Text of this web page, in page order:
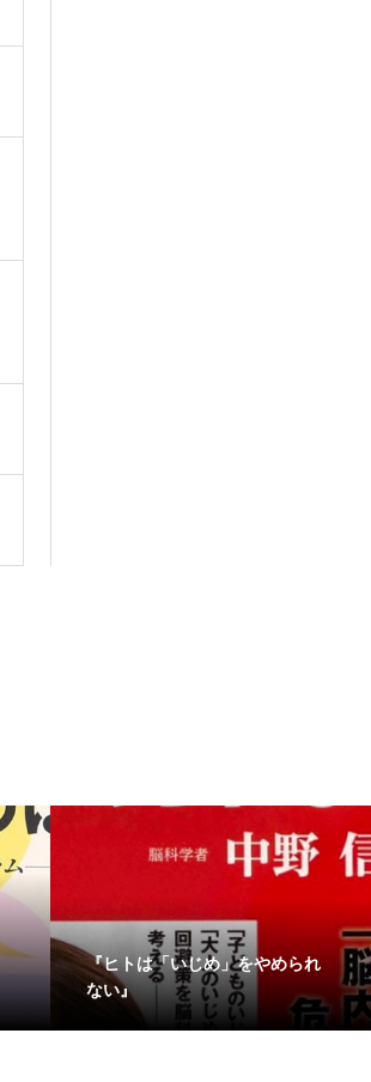
『ヒトは「いじめ」をやめられ
ない』